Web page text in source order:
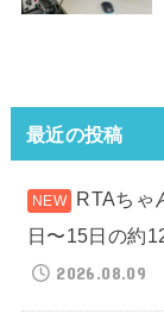
最近の投稿
RTAちゃ
日〜15日の約
2026.08.09